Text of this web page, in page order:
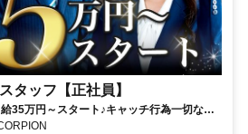
タッフ【正社員】
35万円～スタート♪キャッチ行為一切なし
美容医療70％補助★